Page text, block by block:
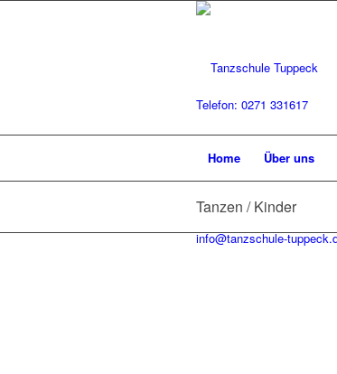
Telefon: 0271 331617
info@tanzschule-
Home Über uns
Tanzen / Kinder